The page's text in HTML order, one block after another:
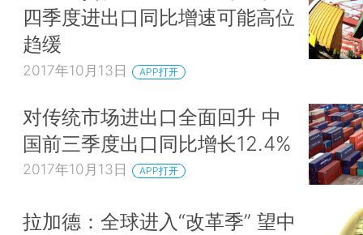
四季度进出口同比增速可能高位
趋缓
2017年10月13日 APP打开
对传统市场进出口全面回升 中
国前三季度出口同比增长12.4%
2017年10月13日 APP打开
拉加德：全球进入“改革季” 望中